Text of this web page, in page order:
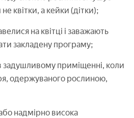
квітки, а кейки (дітки);
на квітці і заважають
закладену програму;
задушливому приміщенні, коли
одержуваного рослиною,
надмірно висока